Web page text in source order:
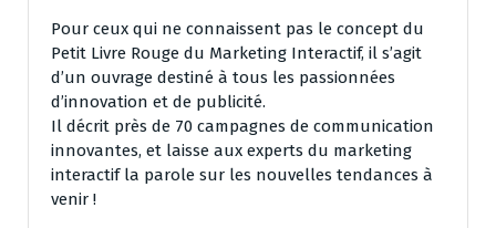
Pour ceux qui ne connaissent pas le concept du
Petit Livre Rouge du Marketing Interactif, il s’agit
d’un ouvrage destiné à tous les passionnées
d’innovation et de publicité.
Il décrit près de 70 campagnes de communication
innovantes, et laisse aux experts du marketing
interactif la parole sur les nouvelles tendances à
venir !